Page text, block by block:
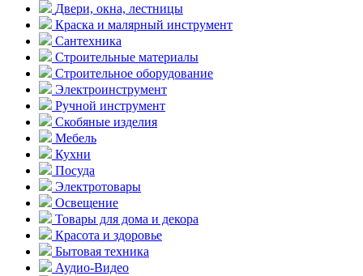
Двери, окна, лестницы
Краска и малярный инструмент
Сантехника
Строительные материалы
Строительное оборудование
Электроинструмент
Ручной инструмент
Скобяные изделия
Мебель
Кухни
Посуда
Электротовары
Освещение
Товары для дома и декора
Красота и здоровье
Бытовая техника
Аудио-Видео